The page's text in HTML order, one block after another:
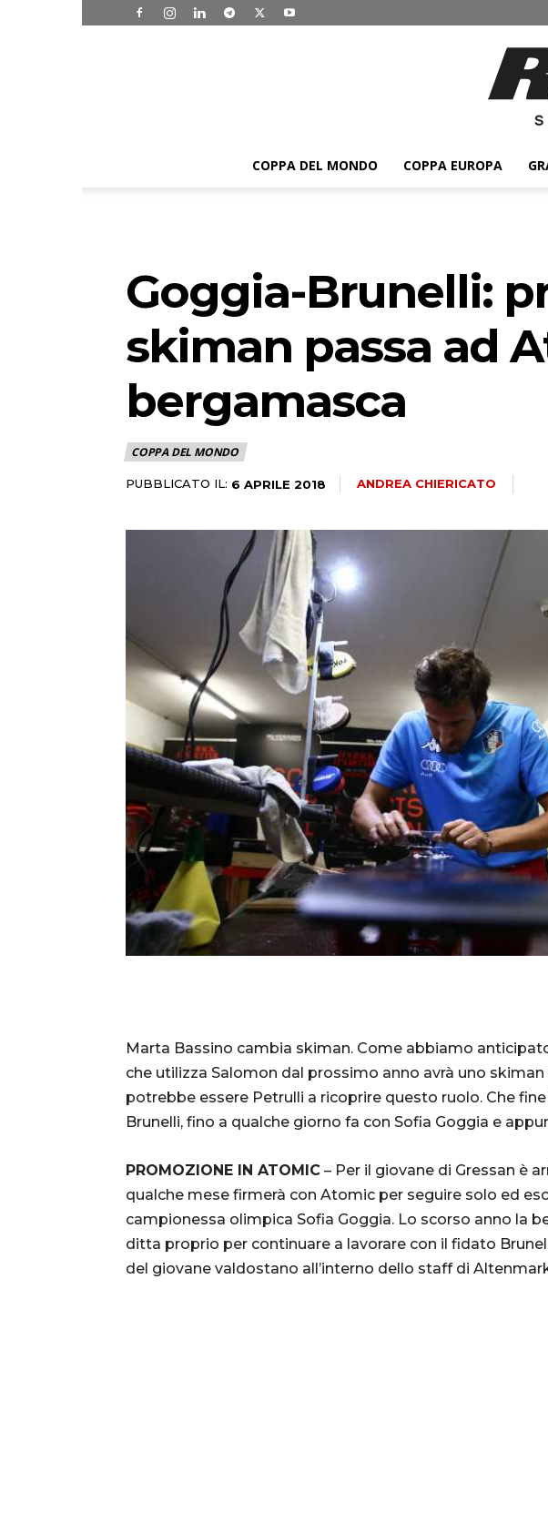
COPPA DEL MONDO COPPA EUROPA
Goggia-Brunelli:
skiman passa ad
bergamasca
COPPA DEL MONDO
PUBBLICATO IL: 6 APRILE 2018 ANDREA CHIERICATO
Marta Bassino cambia skiman. Come abbiamo
che utilizza Salomon dal prossimo anno avrà uno skiman
potrebbe essere Petrulli a ricoprire questo ruolo. Che
Brunelli, fino a qualche giorno fa con Sofia Goggia e
PROMOZIONE IN ATOMIC – Per il giovane di Gressan è
qualche mese firmerà con Atomic per seguire solo ed
campionessa olimpica Sofia Goggia. Lo scorso anno la
ditta proprio per continuare a lavorare con il fidato
del giovane valdostano all’interno dello staff di